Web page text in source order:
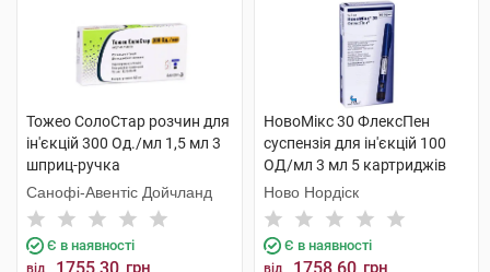
Тожео СолоСтар розчин для
ін'єкцій 300 Од./мл 1,5 мл 3
шприц-ручка
Санофі-Авентіс Дойчланд
Є в наявності
від грн
НовоМікс 30 ФлексПен
суспензія для ін'єкцій 100
ОД/мл 3 мл 5 картриджів
Ново Нордіск
Є в наявності
від грн